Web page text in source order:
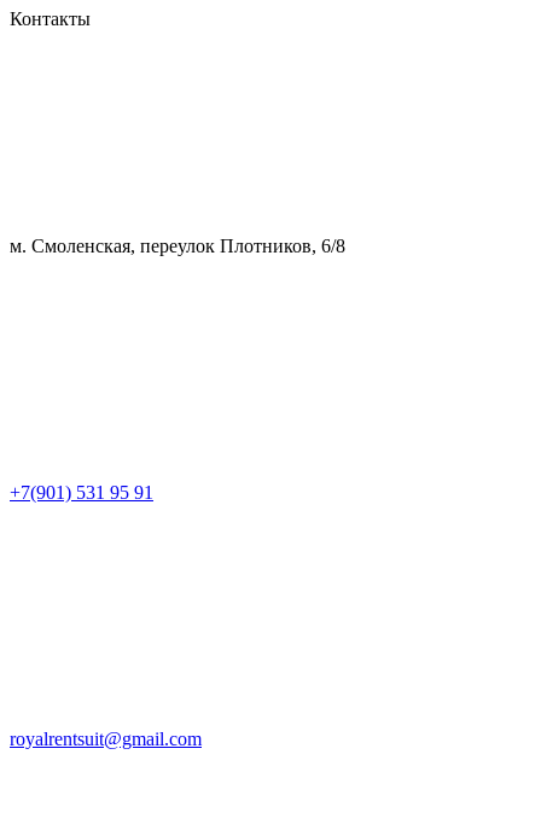
Контакты
м. Смоленская, переулок Плотников, 6/8
+7(901) 531 95 91
royalrentsuit@gmail.com